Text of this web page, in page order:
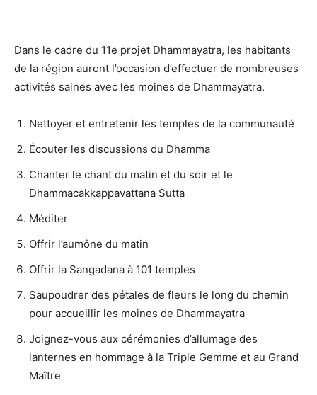
Dans le cadre du 11e projet Dhammayatra, les habitants
de la région auront l’occasion d’effectuer de nombreuses
activités saines avec les moines de Dhammayatra.
Nettoyer et entretenir les temples de la communauté
Écouter les discussions du Dhamma
Chanter le chant du matin et du soir et le
Dhammacakkappavattana Sutta
Méditer
Offrir l’aumône du matin
Offrir la Sangadana à 101 temples
Saupoudrer des pétales de fleurs le long du chemin
pour accueillir les moines de Dhammayatra
Joignez-vous aux cérémonies d’allumage des
lanternes en hommage à la Triple Gemme et au Grand
Maître